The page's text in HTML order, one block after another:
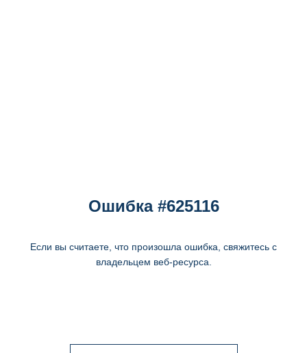
Ошибка #625116
Если вы считаете, что произошла ошибка, свяжитесь с
владельцем веб-ресурса.